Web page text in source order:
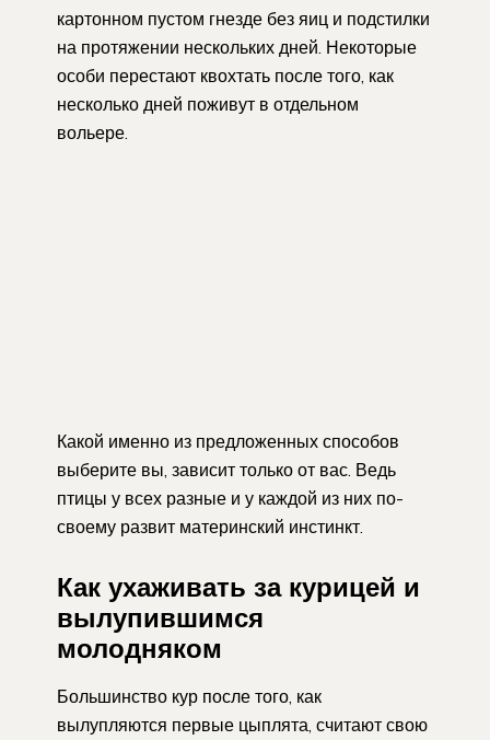
картонном пустом гнезде без яиц и подстилки
на протяжении нескольких дней. Некоторые
особи перестают квохтать после того, как
несколько дней поживут в отдельном
вольере.
Какой именно из предложенных способов
выберите вы, зависит только от вас. Ведь
птицы у всех разные и у каждой из них по-
своему развит материнский инстинкт.
Как ухаживать за курицей и
вылупившимся
молодняком
Большинство кур после того, как
вылупляются первые цыплята, считают свою